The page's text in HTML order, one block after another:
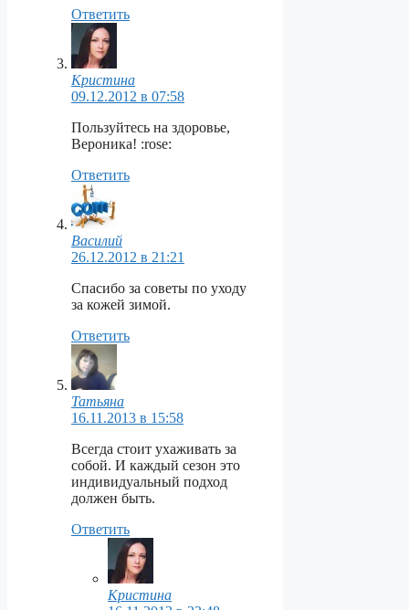
Ответить
Кристина
09.12.2012 в 07:58
Пользуйтесь на здоровье,
Вероника! :rose:
Ответить
Василий
26.12.2012 в 21:21
Спасибо за советы по уходу
за кожей зимой.
Ответить
Татьяна
16.11.2013 в 15:58
Всегда стоит ухаживать за
собой. И каждый сезон это
индивидуальный подход
должен быть.
Ответить
Кристина